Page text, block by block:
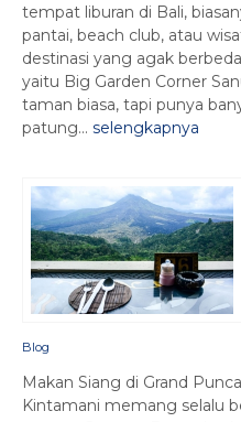
tempat liburan di Bali,
pantai, beach club, atau
destinasi yang agak
yaitu Big Garden Corner
taman biasa, tapi punya
patung... selengkapnya
Blog
Makan Siang di Grand
Kintamani memang selalu